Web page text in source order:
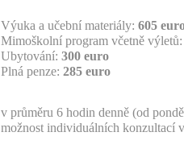
Výuka a učební materiály: 605
Mimoškolní program včetně výletů:
Ubytování: 300 euro
Plná penze: 285 euro
v průměru 6 hodin denně (od
možnost individuálních konzultací